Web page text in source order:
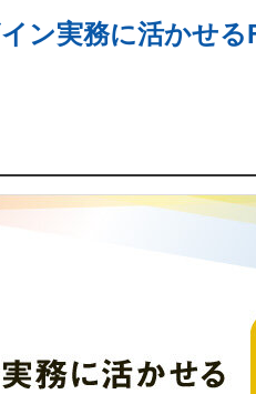
ン実務に活かせ